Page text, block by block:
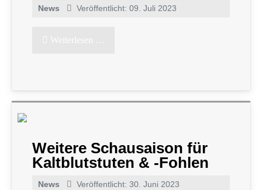
News Veröffentlicht: 09. Juli 2023
Weiterlesen …
Weitere Schausaison für
Kaltblutstuten & -Fohlen
News Veröffentlicht: 30. Juni 2023